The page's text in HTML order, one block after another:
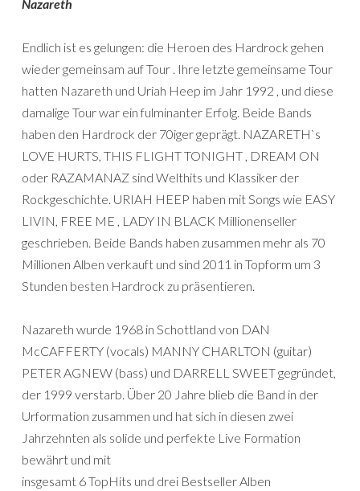
Nazareth
Endlich ist es gelungen: die Heroen des Hardrock gehen
wieder gemeinsam auf Tour . Ihre letzte gemeinsame Tour
hatten Nazareth und Uriah Heep im Jahr 1992 , und diese
damalige Tour war ein fulminanter Erfolg. Beide Bands
haben den Hardrock der 70iger geprägt. NAZARETH`s
LOVE HURTS, THIS FLIGHT TONIGHT , DREAM ON
oder RAZAMANAZ sind Welthits und Klassiker der
Rockgeschichte. URIAH HEEP haben mit Songs wie EASY
LIVIN, FREE ME , LADY IN BLACK Millionenseller
geschrieben. Beide Bands haben zusammen mehr als 70
Millionen Alben verkauft und sind 2011 in Topform um 3
Stunden besten Hardrock zu präsentieren.
Nazareth wurde 1968 in Schottland von DAN
McCAFFERTY (vocals) MANNY CHARLTON (guitar)
PETER AGNEW (bass) und DARRELL SWEET gegründet,
der 1999 verstarb. Über 20 Jahre blieb die Band in der
Urformation zusammen und hat sich in diesen zwei
Jahrzehnten als solide und perfekte Live Formation
bewährt und mit
insgesamt 6 TopHits und drei Bestseller Alben